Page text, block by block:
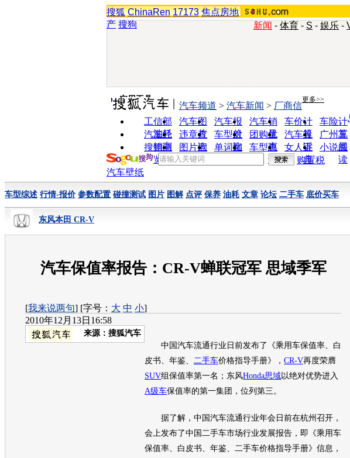
搜狐 ChinaRen 17173 焦点房地
产 搜狗 新闻 - 体育 - S - 娱乐 -
实用工具 更多>>
工信部
油耗
汽车图
片
汽车报
价
汽车销
量
车价计
算
车险计
算
汽车经
销商
违章查
询
车型对
比
团购优
惠
汽车投
诉
广州车
展
搜狗浏
览器
图片欣
赏
单词翻
车型查
询
女人宝
典
小说阅
读
汽车频道 > 汽车新闻 > 厂商信
购置税
汽车壁纸
车型综述 行情-报价 参数配置 碰撞测试 图片 图解 点评 保养 油耗 文章 论坛 二手车 底价买车
东风本田 CR-V
汽车保值率报告：CR-V蝉联冠军 思域季军
[我来说两句] [字号： 大 中 小]
2010年12月13日16:58
来源： 搜狐汽车
中国汽车流通行业日前发布了《乘用车保值率、白
皮书、年鉴、
二手车价格指导手册》， CR-V再度荣膺
SUV组保值率第一名；东风Honda思域以绝对优势进入
A级车保值率的第一集团，位列第三。
据了解，中国汽车流通行业年会日前在杭州召开，
会上发布了中国 二手车市场行业发展报告，即《乘用车
保值率、白皮书、年鉴、
二手车价格指导手册》信息，